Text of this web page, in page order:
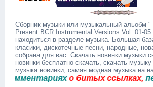
Сборник музыки или музыкальный альобм "
Present BCR Instrumental Versions Vol. 01-05
находиться в разделе музыка. Большая
класики, дискотечные песни, народные,
собрана для вас. Скачать новинки музыки
новинки бесплатно скачать, скачать
музыка новинки, самая модная музыка на
о битых ссылках,